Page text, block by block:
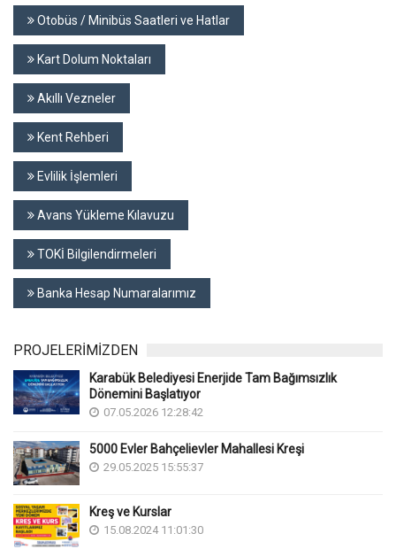
Otobüs / Minibüs Saatleri ve Hatlar
Kart Dolum Noktaları
Akıllı Vezneler
Kent Rehberi
Evlilik İşlemleri
Avans Yükleme Kılavuzu
TOKİ Bilgilendirmeleri
Banka Hesap Numaralarımız
PROJELERİMİZDEN
Karabük Belediyesi Enerjide Tam Bağımsızlık
Dönemini Başlatıyor
07.05.2026 12:28:42
5000 Evler Bahçelievler Mahallesi Kreşi
29.05.2025 15:55:37
Kreş ve Kurslar
15.08.2024 11:01:30